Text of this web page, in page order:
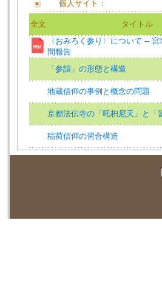
個人サイト：
全文
タイトル
〈おみろく参り〉について --
間報告
「参詣」の形態と構造
地蔵信仰の事例と概念の問題
京都法伝寺の「吒枳尼天」と「
稲荷信仰の習合構造